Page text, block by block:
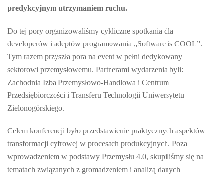
predykcyjnym utrzymaniem ruchu.
Do tej pory organizowaliśmy cykliczne spotkania dla
developerów i adeptów programowania „Software is COOL”.
Tym razem przyszła pora na event w pełni dedykowany
sektorowi przemysłowemu. Partnerami wydarzenia byli:
Zachodnia Izba Przemysłowo-Handlowa i Centrum
Przedsiębiorczości i Transferu Technologii Uniwersytetu
Zielonogórskiego.
Celem konferencji było przedstawienie praktycznych aspektów
transformacji cyfrowej w procesach produkcyjnych. Poza
wprowadzeniem w podstawy Przemysłu 4.0, skupiliśmy się na
tematach związanych z gromadzeniem i analizą danych